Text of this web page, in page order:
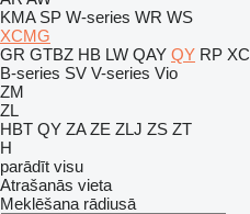
KMA SP W-series WR WS
XCMG
GR GTBZ HB LW QAY QY RP XC
B-series SV V-series Vio
ZM
ZL
HBT QY ZA ZE ZLJ ZS ZT
H
parādīt visu
Atrašanās vieta
Meklēšana rādiusā